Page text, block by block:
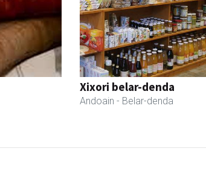
Xixori belar-denda
Andoain - Belar-denda